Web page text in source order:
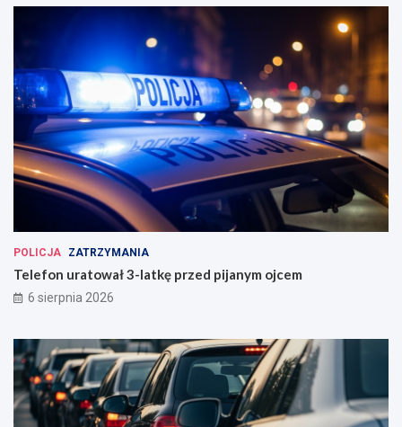
POLICJA ZATRZYMANIA
Telefon uratował 3-latkę przed pijanym ojcem
6 sierpnia 2026